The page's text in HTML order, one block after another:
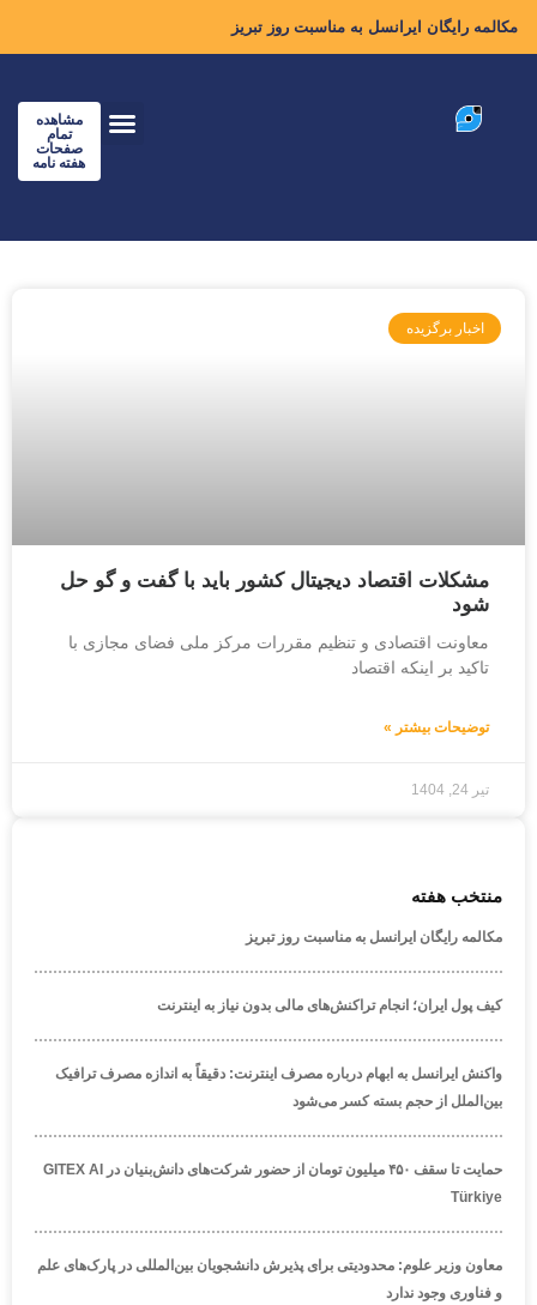
مکالمه رایگان ایرانسل به مناسبت روز تبریز
مشاهده
تمام
صفحات
هفته نامه
اخبار برگزیده
مشکلات اقتصاد دیجیتال کشور باید با گفت و گو حل
شود
معاونت اقتصادی و تنظیم مقررات مرکز ملی فضای مجازی با
تاکید بر اینکه اقتصاد
توضیحات بیشتر »
تیر 24, 1404
منتخب هفته
مکالمه رایگان ایرانسل به مناسبت روز تبریز
کیف پول ایران؛ انجام تراکنش‌های مالی بدون نیاز به اینترنت
واکنش ایرانسل به ابهام درباره مصرف اینترنت: دقیقاً به اندازه مصرف ترافیک
بین‌الملل از حجم بسته کسر می‌شود
حمایت تا سقف ۴۵۰ میلیون تومان از حضور شرکت‌های دانش‌بنیان در GITEX AI
Türkiye
معاون وزیر علوم: محدودیتی برای پذیرش دانشجویان بین‌المللی در پارک‌های علم
و فناوری وجود ندارد